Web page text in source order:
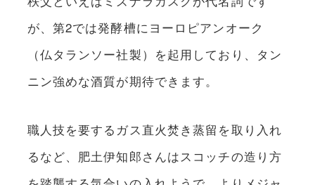
が、第2では発酵槽にヨーロピアンオーク
（仏タランソー社製）を起用しており、タン
ニン強めな酒質が期待できます。
職人技を要するガス直火焚き蒸留を取り入れ
るなど、肥土伊知郎さんはスコッチの造り方